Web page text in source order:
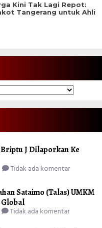
Kini Tak Lagi Repot:
Tangerang untuk Ahli
J Dilaporkan Ke
Tidak ada komentar
Sataimo (Talas) UMKM
Global
Tidak ada komentar